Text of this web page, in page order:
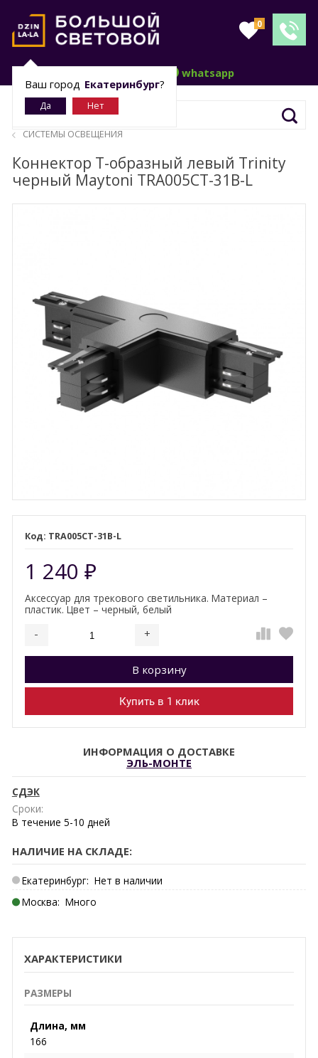
0
Ваш город Екатеринбург?
whatsapp
СИСТЕМЫ ОСВЕЩЕНИЯ
Коннектор Т-образный левый Trinity
черный Maytoni TRA005CT-31B-L
TRA005CT-31B-L
1 240 ₽
Аксессуар для трекового светильника. Материал –
пластик. Цвет – черный, белый
- +
Добавляется...
В корзину
Добавлен
Купить в 1 клик
ИНФОРМАЦИЯ О ДОСТАВКЕ
ЭЛЬ-МОНТЕ
СДЭК
Сроки:
В течение 5-10 дней
НАЛИЧИЕ НА СКЛАДЕ:
Екатеринбург: Нет в наличии
Москва: Много
ХАРАКТЕРИСТИКИ
РАЗМЕРЫ
Длина, мм
166